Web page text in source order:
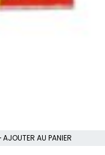
AJOUTER AU PANIER